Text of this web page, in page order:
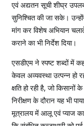
एवं अद्यतन सूची शीघ्र
सुनिश्चित की जा सके।
मांग कर विशेष अभियान
कराने का भी निर्देश दिया।
एसडीएम ने स्पष्ट शब्दों में
केवल अव्यवस्था उत्पन्न हो
क्षति हो रही है, जो किसानों
निरीक्षण के दौरान यह भी
मूत्रालय में आलू एवं प्याज का